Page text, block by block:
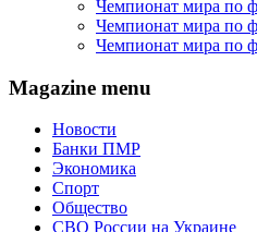
Чемпионат мира по
Чемпионат мира по
Чемпионат мира по
Magazine menu
Новости
Банки ПМР
Экономика
Спорт
Общество
СВО России на Украине